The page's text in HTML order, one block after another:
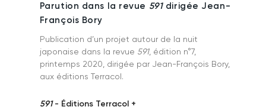
Parution dans la revue 591dirigée Jean-
François Bory
Publication d’un projet autour de la nuit
japonaise dans la revue 591, édition n°7,
printemps 2020, dirigée par Jean-François Bory,
aux éditions Terracol.
591- Éditions Terracol +